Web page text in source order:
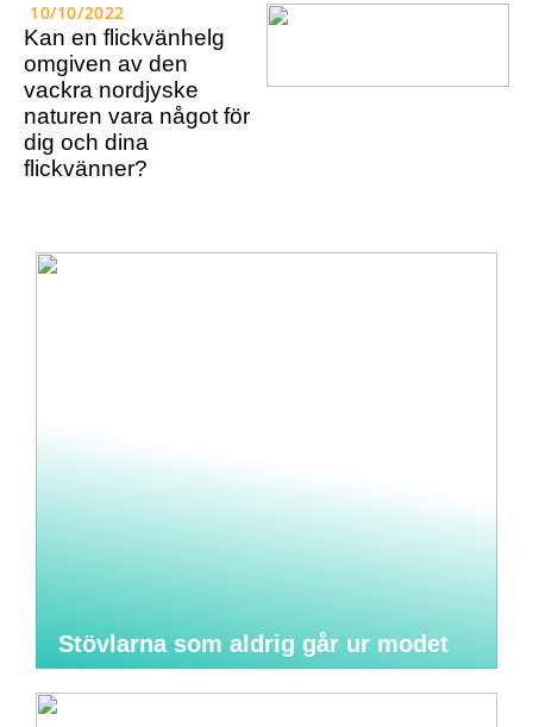
10/10/2022
Kan en flickvänhelg
omgiven av den
vackra nordjyske
naturen vara något för
dig och dina
flickvänner?
Stövlarna som aldrig går ur modet